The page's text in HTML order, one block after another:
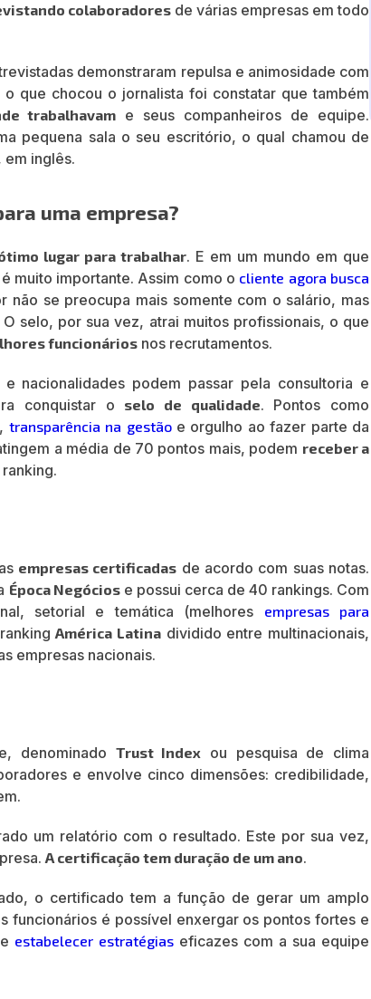
colaboradores de várias empresas em todo
demonstraram repulsa e animosidade com
que chocou o jornalista foi constatar que também
trabalhavam e seus companheiros de equipe.
pequena sala o seu escritório, o qual chamou de
em inglês.
uma empresa?
lugar para trabalhar. E em um mundo em que
muito importante. Assim como o cliente agora busca
não se preocupa mais somente com o salário, mas
selo, por sua vez, atrai muitos profissionais, o que
funcionários nos recrutamentos.
nacionalidades podem passar pela consultoria e
conquistar o selo de qualidade. Pontos como
transparência na gestãoe orgulho ao fazer parte da
a média de 70 pontos mais, podem receber a
empresas certificadas de acordo com suas notas.
Época Negóciose possui cerca de 40 rankings. Com
setorial e temática (melhores empresas para
rankingAmérica Latina dividido entre multinacionais,
empresas nacionais.
denominado Trust Index ou pesquisa de clima
e envolve cinco dimensões: credibilidade,
um relatório com o resultado. Este por sua vez,
A certificação tem duração de um ano.
o certificado tem a função de gerar um amplo
funcionários é possível enxergar os pontos fortes e
estabelecer estratégias eficazes com a sua equipe